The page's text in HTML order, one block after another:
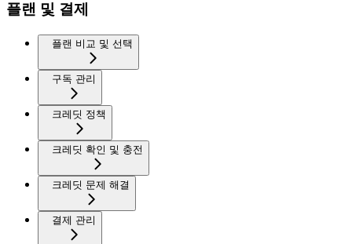
플랜 및 결제
플랜 비교 및 선택
구독 관리
크레딧 정책
크레딧 확인 및 충전
크레딧 문제 해결
결제 관리